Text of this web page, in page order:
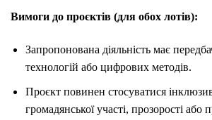
Вимоги до проєктів (для обох лотів):
Запропонована діяльність має
технологій або цифрових методів.
Проєкт повинен стосуватися
громадянської участі, прозорості або